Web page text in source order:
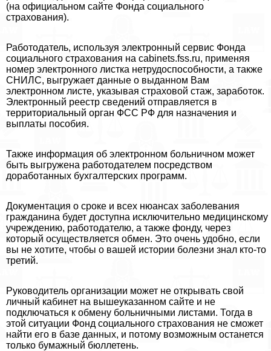
(на официальном сайте Фонда социального
страхования).
Работодатель, используя электронный сервис Фонда
социального страхования на cabinets.fss.ru, применяя
номер электронного листка нетрудоспособности, а также
СНИЛС, выгружает данные о выданном Вам
электронном листе, указывая страховой стаж, заработок.
Электронный реестр сведений отправляется в
территориальный орган ФСС РФ для назначения и
выплаты пособия.
Также информация об электронном больничном может
быть выгружена работодателем посредством
доработанных бухгалтерских программ.
Документация о сроке и всех нюансах заболевания
гражданина будет доступна исключительно медицинскому
учреждению, работодателю, а также фонду, через
который осуществляется обмен. Это очень удобно, если
вы не хотите, чтобы о вашей истории болезни знал кто-то
третий.
Руководитель организации может не открывать свой
личный кабинет на вышеуказанном сайте и не
подключаться к обмену больничными листами. Тогда в
этой ситуации Фонд социального страхования не сможет
найти его в базе данных, и потому возможным останется
только бумажный бюллетень.